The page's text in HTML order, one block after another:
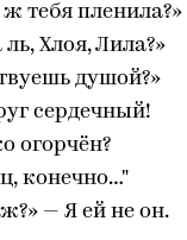
тебя пленила?»
Хлоя, Лила?»
душой?»
сердечный!
огорчён?
конечно…"
— Я ей не он.